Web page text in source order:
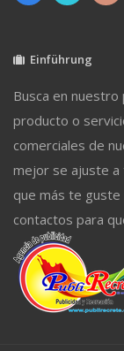
Einführung
Busca en
producto o
comerciales de
mejor se ajuste a
que más te guste
contactos para